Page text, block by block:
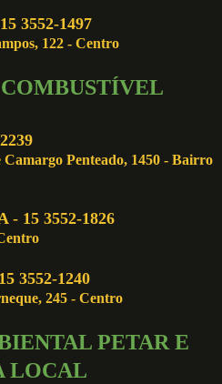
3552-1497
122 - Centro
Penteado, 1450 - Bairro
- 15 3552-1826
3552-1240
245 - Centro
PETAR E
LOCAL